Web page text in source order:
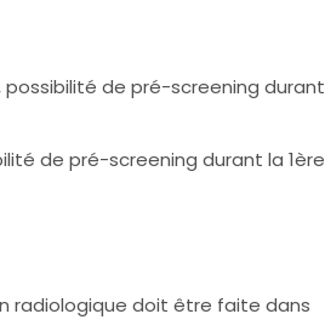
de pré-screening durant
de pré-screening durant la 1ère
radiologique doit être faite dans